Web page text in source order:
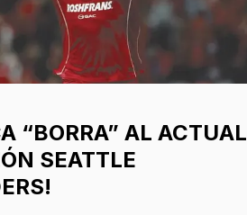
“BORRA” AL ACTUAL
SEATTLE